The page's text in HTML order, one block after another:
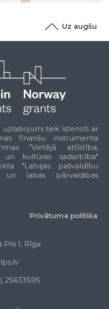
pasākumi
uzturēšana un attīstība
ceļu un ielu slēgšana
teritorijas atļautās
veidu
ielu uzturēšanas,
vai attīstības
uzturēšanai
ostu būvniecībā un
lidostu administrēšana
lidostu atbalsta
infrastruktūra
Uz augšu
uzlabojumi tiek īstenoti ar
finanšu instrumenta
"Vietējā attīstība,
un kultūras sadarbība"
"Latvijas pašvaldību
un labas pārvaldibas
Privātuma politika
Pils 1, Rīga
25633595